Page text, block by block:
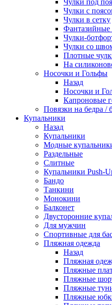
Чулки под
Чулки с
Чулки в сетку
Фантазийные
Чулки-
Чулки со
Плотные
На
Носочки и Гольфы
Назад
Носочки и
Капроновые
Повязки на бедра /
Купальники
Назад
Купальники
Модные
Раздельные
Слитные
Купальники Push-
Бандо
Танкини
Монокини
Балконет
Двусторонние
Для мужчин
Спортивные для
Пляжная одежда
Назад
Пляжная
Пляжные
Пляжные
Пляжные
Пляжные